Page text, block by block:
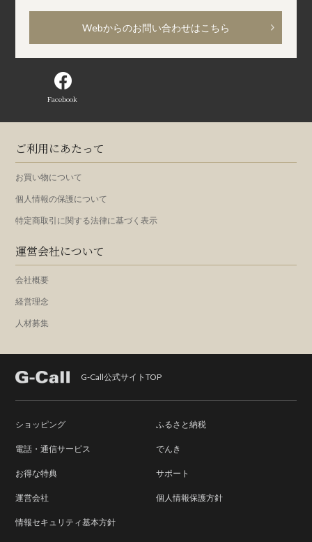
Webからのお問い合わせはこちら
Facebook
ご利用にあたって
お買い物について
個人情報の保護について
特定商取引に関する法律に基づく表示
運営会社について
会社概要
経営理念
人材募集
G-Call公式サイトTOP
ショッピング ふるさと納税
電話・通信サービス でんき
お得な特典 サポート
運営会社 個人情報保護方針
情報セキュリティ基本方針